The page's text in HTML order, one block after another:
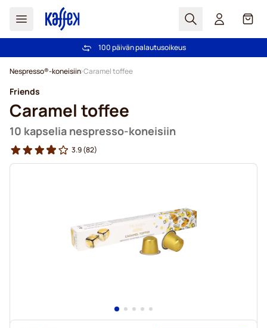
Haku Kori
Ilmainen toimitus yli 49,00€ tilauksille
100 päivän palautusoikeus
Nespresso®-koneisiin Caramel toffee
Friends
Caramel toffee
10 kapselia nespresso-koneisiin
3.9(82)